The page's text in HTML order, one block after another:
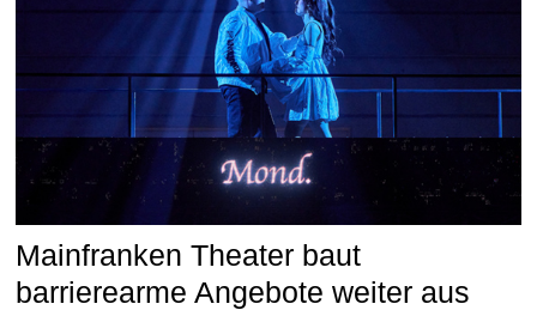
Mainfranken Theater baut
barrierearme Angebote weiter aus